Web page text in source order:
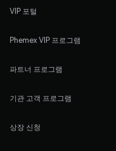
VIP 포털
Phemex VIP 프로그램
파트너 프로그램
기관 고객 프로그램
상장 신청